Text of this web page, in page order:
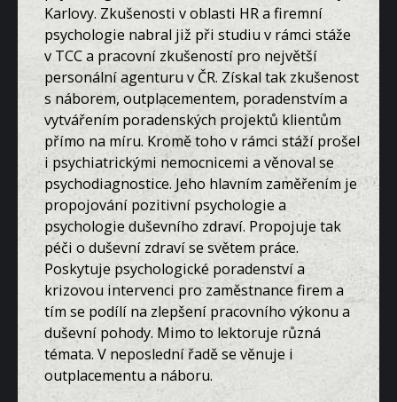
Karlovy. Zkušenosti v oblasti HR a firemní
psychologie nabral již při studiu v rámci stáže
v TCC a pracovní zkušeností pro největší
personální agenturu v ČR. Získal tak zkušenost
s náborem, outplacementem, poradenstvím a
vytvářením poradenských projektů klientům
přímo na míru. Kromě toho v rámci stáží prošel
i psychiatrickými nemocnicemi a věnoval se
psychodiagnostice. Jeho hlavním zaměřením je
propojování pozitivní psychologie a
psychologie duševního zdraví. Propojuje tak
péči o duševní zdraví se světem práce.
Poskytuje psychologické poradenství a
krizovou intervenci pro zaměstnance firem a
tím se podílí na zlepšení pracovního výkonu a
duševní pohody. Mimo to lektoruje různá
témata. V neposlední řadě se věnuje i
outplacementu a náboru.